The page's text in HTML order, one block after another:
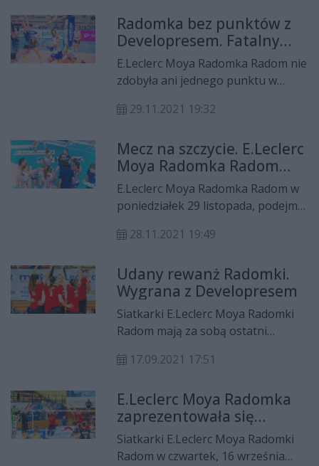
Radomka bez punktów z
Developresem. Fatalny
trzeci set
E.Leclerc Moya Radomka Radom nie
zdobyła ani jednego punktu w
Dolina Rzeszów. Radomianki
chciałyby jak najszybciej zapomnieć.
29.11.2021 19:32
Mecz na szczycie. E.Leclerc
Moya Radomka Radom
podejmie Developres Bella
Dolina Rzeszów
E.Leclerc Moya Radomka Radom w
poniedziałek 29 listopada, podejmie
Dolina Rzeszów.
28.11.2021 19:49
Udany rewanż Radomki.
Wygrana z Developresem
Siatkarki E.Leclerc Moya Radomki
Radom mają za sobą ostatni
przygotowawczym do sezonu
wygrały w piątek z Developresem
Bella Dolina Rzeszów.
17.09.2021 17:51
E.Leclerc Moya Radomka
zaprezentowała się
kibicom i przegrała
sparing z Developresem
Siatkarki E.Leclerc Moya Radomki
Radom w czwartek, 16 września